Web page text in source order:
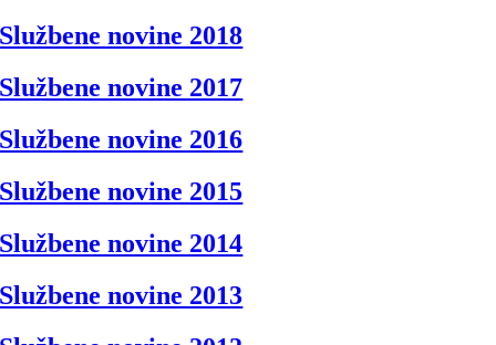
Službene novine 2018
Službene novine 2017
Službene novine 2016
Službene novine 2015
Službene novine 2014
Službene novine 2013